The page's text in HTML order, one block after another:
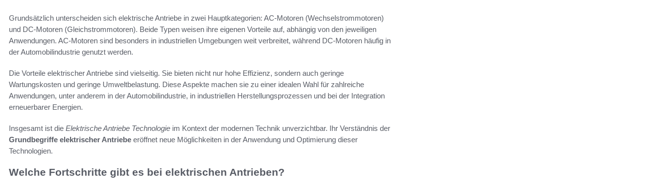
Grundsätzlich unterscheiden sich elektrische Antriebe in zwei Hauptkategorien: AC-Motoren (Wechselstrommotoren)
und DC-Motoren (Gleichstrommotoren). Beide Typen weisen ihre eigenen Vorteile auf, abhängig von den jeweiligen
Anwendungen. AC-Motoren sind besonders in industriellen Umgebungen weit verbreitet, während DC-Motoren häufig in
der Automobilindustrie genutzt werden.
Die Vorteile elektrischer Antriebe sind vielseitig. Sie bieten nicht nur hohe Effizienz, sondern auch geringe
Wartungskosten und geringe Umweltbelastung. Diese Aspekte machen sie zu einer idealen Wahl für zahlreiche
Anwendungen, unter anderem in der Automobilindustrie, in industriellen Herstellungsprozessen und bei der Integration
erneuerbarer Energien.
Insgesamt ist die Elektrische Antriebe Technologie im Kontext der modernen Technik unverzichtbar. Ihr Verständnis der
Grundbegriffe elektrischer Antriebe eröffnet neue Möglichkeiten in der Anwendung und Optimierung dieser
Technologien.
Welche Fortschritte gibt es bei elektrischen Antrieben?